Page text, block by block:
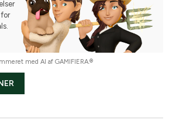
med AI af GAMIFIERA.®